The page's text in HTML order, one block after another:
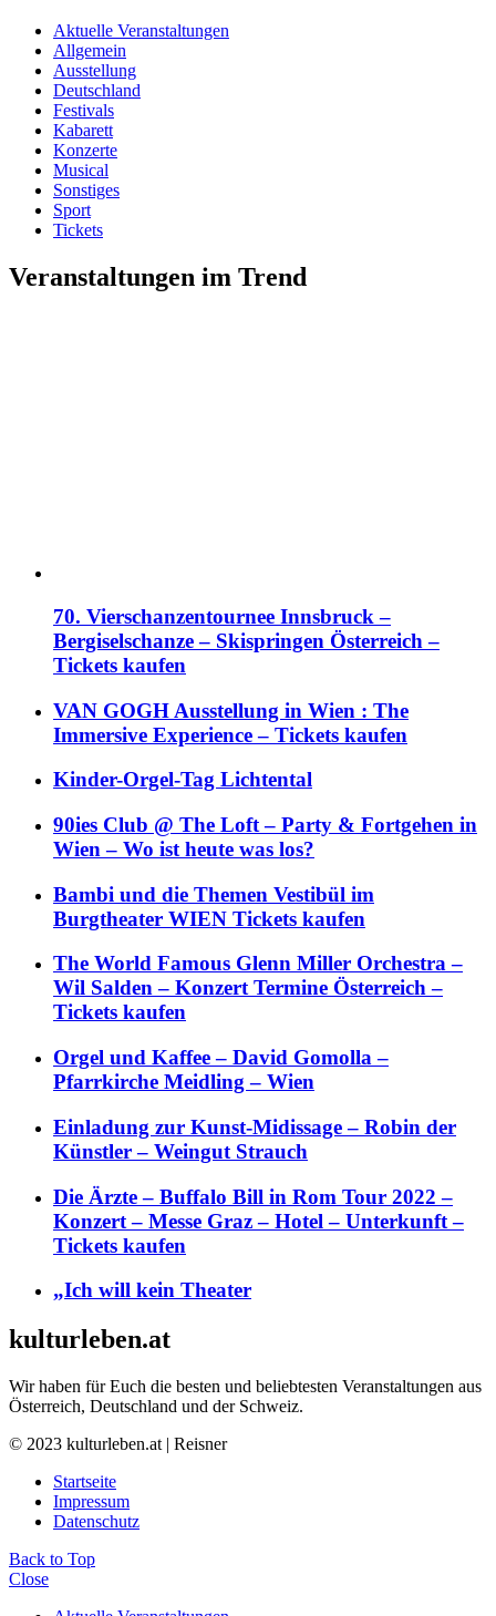
Aktuelle Veranstaltungen
Allgemein
Ausstellung
Deutschland
Festivals
Kabarett
Konzerte
Musical
Sonstiges
Sport
Tickets
Veranstaltungen im Trend
70. Vierschanzentournee Innsbruck –
Bergiselschanze – Skispringen Österreich –
Tickets kaufen
VAN GOGH Ausstellung in Wien : The
Immersive Experience – Tickets kaufen
Kinder-Orgel-Tag Lichtental
90ies Club @ The Loft – Party & Fortgehen in
Wien – Wo ist heute was los?
Bambi und die Themen Vestibül im
Burgtheater WIEN Tickets kaufen
The World Famous Glenn Miller Orchestra –
Wil Salden – Konzert Termine Österreich –
Tickets kaufen
Orgel und Kaffee – David Gomolla –
Pfarrkirche Meidling – Wien
Einladung zur Kunst-Midissage – Robin der
Künstler – Weingut Strauch
Die Ärzte – Buffalo Bill in Rom Tour 2022 –
Konzert – Messe Graz – Hotel – Unterkunft –
Tickets kaufen
„Ich will kein Theater
kulturleben.at
Wir haben für Euch die besten und beliebtesten Veranstaltungen aus
Österreich, Deutschland und der Schweiz.
© 2023 kulturleben.at | Reisner
Startseite
Impressum
Datenschutz
Back to Top
Close